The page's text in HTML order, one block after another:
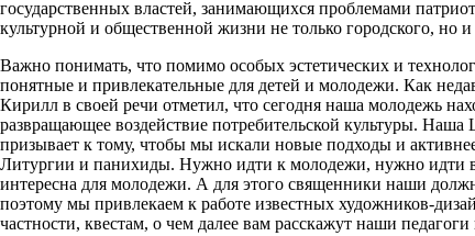
государственных властей, занимающихся проблемами
культурной и общественной жизни не только городского, но
Важно понимать, что помимо особых эстетических и
понятные и привлекательные для детей и молодежи. Как
Кирилл в своей речи отметил, что сегодня наша молодежь
развращающее воздействие потребительской культуры.
призывает к тому, чтобы мы искали новые подходы и
Литургии и панихиды. Нужно идти к молодежи, нужно идти в
интересна для молодежи. А для этого священники наши
поэтому мы привлекаем к работе известных художников-
частности, квестам, о чем далее вам расскажут наши педагоги